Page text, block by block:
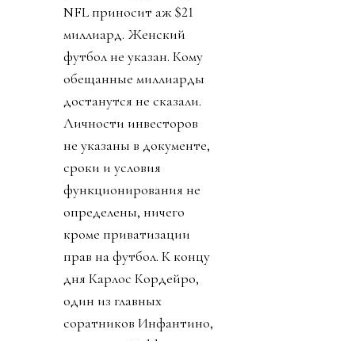
NFL приносит аж $21
миллиард. Женский
футбол не указан. Кому
обещанные миллиарды
достанутся не сказали.
Личности инвесторов
не указаны в документе,
сроки и условия
функционирования не
определены, ничего
кроме приватизации
прав на футбол. К концу
дня Карлос Кордейро,
один из главных
соратников Инфантино,